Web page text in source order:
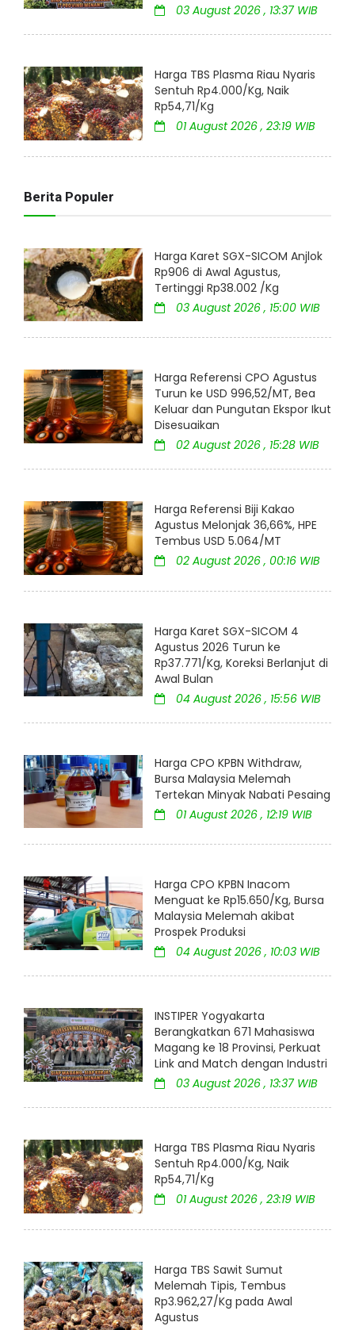
03 August 2026 , 13:37 WIB
Harga TBS Plasma Riau Nyaris
Sentuh Rp4.000/Kg, Naik
Rp54,71/Kg
01 August 2026 , 23:19 WIB
Berita Populer
Harga Karet SGX-SICOM Anjlok
Rp906 di Awal Agustus,
Tertinggi Rp38.002 /Kg
03 August 2026 , 15:00 WIB
Harga Referensi CPO Agustus
Turun ke USD 996,52/MT, Bea
Keluar dan Pungutan Ekspor Ikut
Disesuaikan
02 August 2026 , 15:28 WIB
Harga Referensi Biji Kakao
Agustus Melonjak 36,66%, HPE
Tembus USD 5.064/MT
02 August 2026 , 00:16 WIB
Harga Karet SGX-SICOM 4
Agustus 2026 Turun ke
Rp37.771/Kg, Koreksi Berlanjut di
Awal Bulan
04 August 2026 , 15:56 WIB
Harga CPO KPBN Withdraw,
Bursa Malaysia Melemah
Tertekan Minyak Nabati Pesaing
01 August 2026 , 12:19 WIB
Harga CPO KPBN Inacom
Menguat ke Rp15.650/Kg, Bursa
Malaysia Melemah akibat
Prospek Produksi
04 August 2026 , 10:03 WIB
INSTIPER Yogyakarta
Berangkatkan 671 Mahasiswa
Magang ke 18 Provinsi, Perkuat
Link and Match dengan Industri
03 August 2026 , 13:37 WIB
Harga TBS Plasma Riau Nyaris
Sentuh Rp4.000/Kg, Naik
Rp54,71/Kg
01 August 2026 , 23:19 WIB
Harga TBS Sawit Sumut
Melemah Tipis, Tembus
Rp3.962,27/Kg pada Awal
Agustus